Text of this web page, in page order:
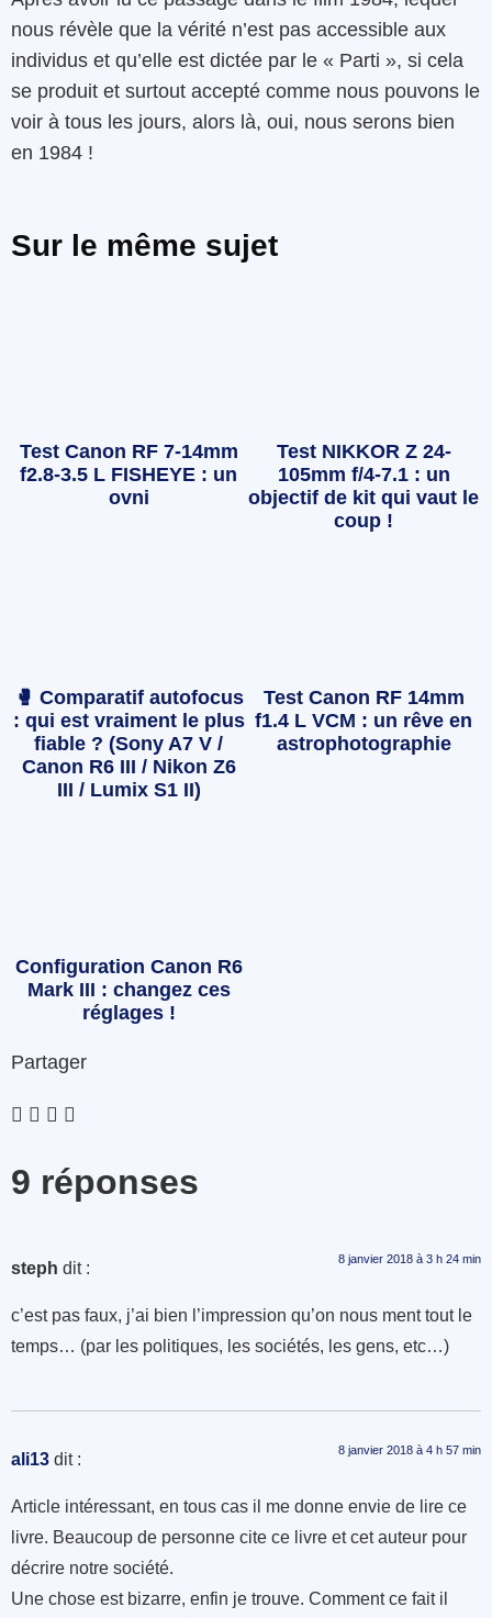
nous révèle que la vérité n’est pas accessible aux
individus et qu’elle est dictée par le « Parti », si cela
se produit et surtout accepté comme nous pouvons le
voir à tous les jours, alors là, oui, nous serons bien
en 1984 !
Sur le même sujet
Test Canon RF 7-14mm
f2.8-3.5 L FISHEYE : un
ovni
Test NIKKOR Z 24-
105mm f/4-7.1 : un
objectif de kit qui vaut le
coup !
🥊 Comparatif autofocus
: qui est vraiment le plus
fiable ? (Sony A7 V /
Canon R6 III / Nikon Z6
III / Lumix S1 II)
Test Canon RF 14mm
f1.4 L VCM : un rêve en
astrophotographie
Configuration Canon R6
Mark III : changez ces
réglages !
Partager
9 réponses
steph dit : 8 janvier 2018 à 3 h 24 min
c’est pas faux, j’ai bien l’impression qu’on nous ment tout le
temps… (par les politiques, les sociétés, les gens, etc…)
ali13 dit : 8 janvier 2018 à 4 h 57 min
Article intéressant, en tous cas il me donne envie de lire ce
livre. Beaucoup de personne cite ce livre et cet auteur pour
décrire notre société.
Une chose est bizarre, enfin je trouve. Comment ce fait il